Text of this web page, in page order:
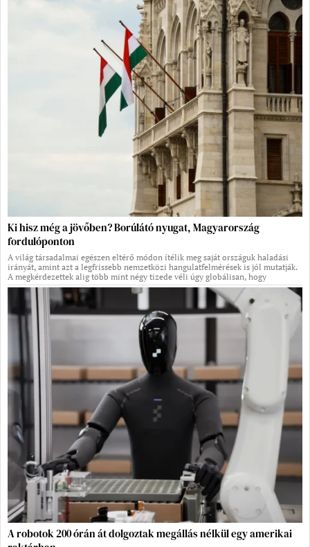
Ki hisz még a jövőben? Borúlátó nyugat, Magyarország
fordulóponton
A világ társadalmai egészen eltérő módon ítélik meg saját országuk haladási
irányát, amint azt a legfrissebb nemzetközi hangulatfelmérések is jól mutatják.
A megkérdezettek alig több mint négy tizede véli úgy globálisan, hogy
A robotok 200 órán át dolgoztak megállás nélkül egy amerikai